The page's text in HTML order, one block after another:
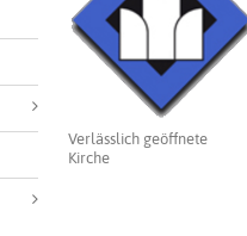
Verlässlich geöffnete
Kirche